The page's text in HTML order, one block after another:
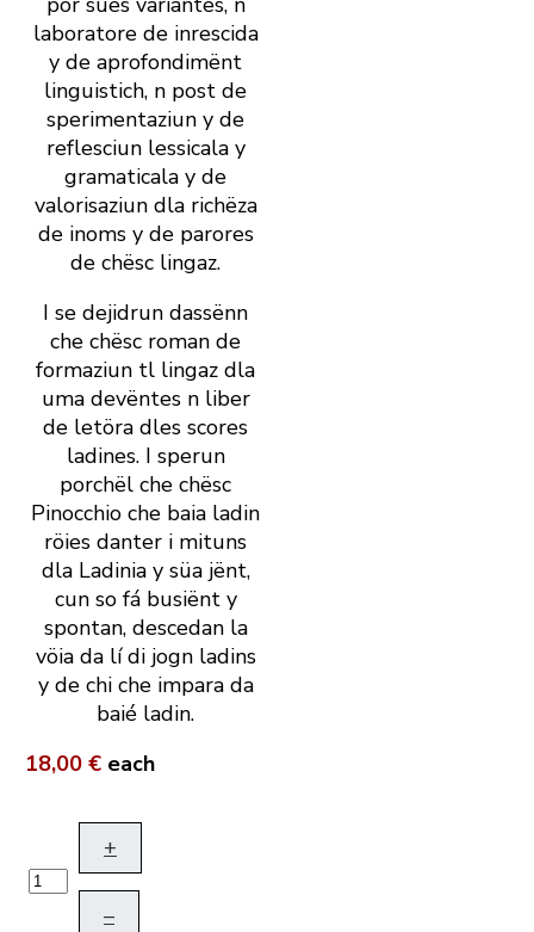
laboratore de inrescida
y de aprofondimënt
linguistich, n post de
sperimentaziun y de
reflesciun lessicala y
gramaticala y de
valorisaziun dla richëza
de inoms y de parores
de chësc lingaz.
I se dejidrun dassënn
che chësc roman de
formaziun tl lingaz dla
uma devëntes n liber
de letöra dles scores
ladines. I sperun
porchël che chësc
Pinocchio che baia ladin
röies danter i mituns
dla Ladinia y süa jënt,
cun so fá busiënt y
spontan, descedan la
vöia da lí di jogn ladins
y de chi che impara da
baié ladin.
18,00 € each
+
–